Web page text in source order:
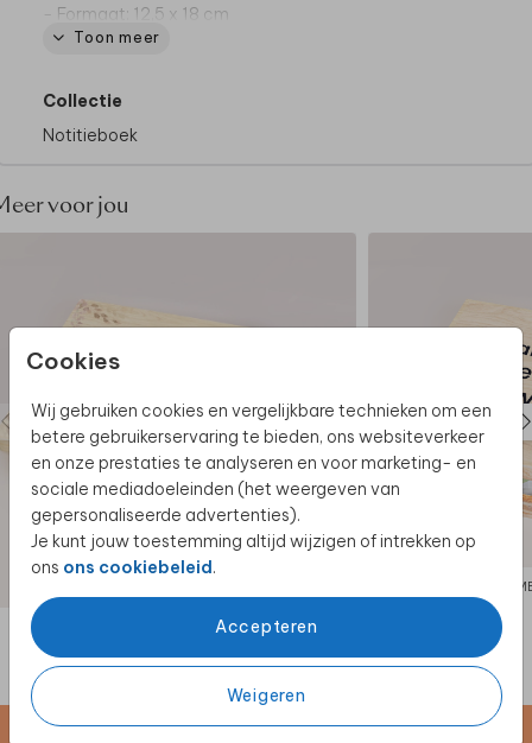
Cookies
Wij gebruiken cookies en vergelijkbare technieken om een
betere gebruikerservaring te bieden, ons websiteverkeer
en onze prestaties te analyseren en voor marketing- en
sociale mediadoeleinden (het weergeven van
gepersonaliseerde advertenties).
Je kunt jouw toestemming altijd wijzigen of intrekken op
ons ons cookiebeleid.
Accepteren
Weigeren
- Formaat: 12,5 x 18 cm
- Materiaal: linnen kaft
crèmekleurig papier met schrijflijnen van 160grams.
zonder schrijflijnen (blanco) van 160gram
leeslintje.
Toon meer
Collectie
Notitieboek
voor jou